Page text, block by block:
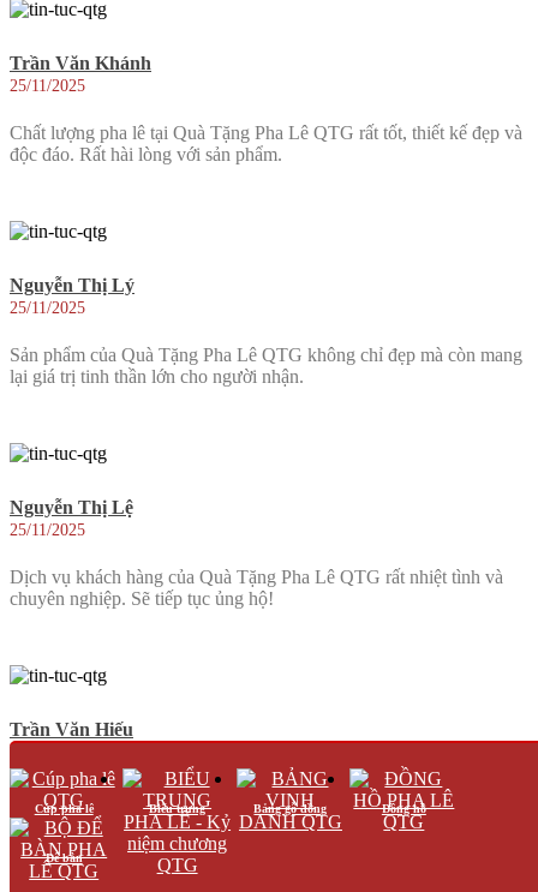
Trần Văn Khánh
25/11/2025
Chất lượng pha lê tại Quà Tặng Pha Lê QTG rất tốt, thiết kế đẹp và
độc đáo. Rất hài lòng với sản phẩm.
Nguyễn Thị Lý
25/11/2025
Sản phẩm của Quà Tặng Pha Lê QTG không chỉ đẹp mà còn mang
lại giá trị tinh thần lớn cho người nhận.
Nguyễn Thị Lệ
25/11/2025
Dịch vụ khách hàng của Quà Tặng Pha Lê QTG rất nhiệt tình và
chuyên nghiệp. Sẽ tiếp tục ủng hộ!
Trần Văn Hiếu
Đã nhận được kỷ niệm chương và rất ấn tượng với thiết kế và chất
lượng. Cảm ơn Quà Tặng Pha Lê QTG!
Cúp pha lê Biểu trưng Bảng gỗ đồng Đồng hồ
Để bàn